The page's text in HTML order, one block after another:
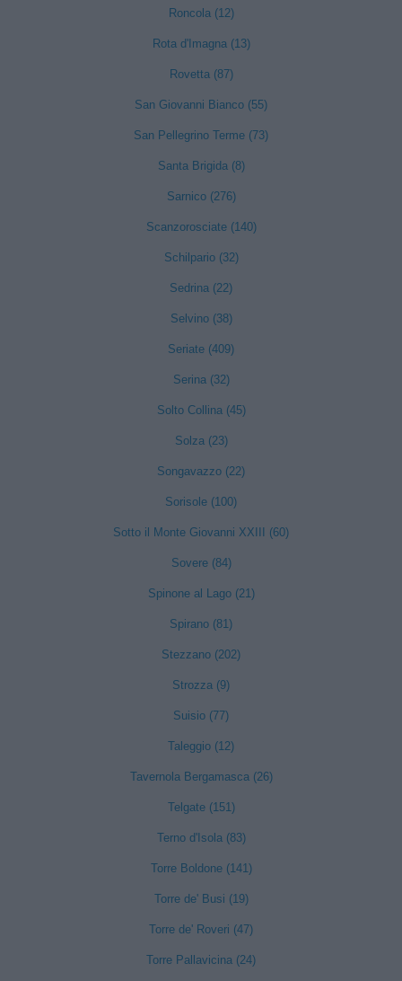
Roncola (12)
Rota d'Imagna (13)
Rovetta (87)
San Giovanni Bianco (55)
San Pellegrino Terme (73)
Santa Brigida (8)
Sarnico (276)
Scanzorosciate (140)
Schilpario (32)
Sedrina (22)
Selvino (38)
Seriate (409)
Serina (32)
Solto Collina (45)
Solza (23)
Songavazzo (22)
Sorisole (100)
Sotto il Monte Giovanni XXIII (60)
Sovere (84)
Spinone al Lago (21)
Spirano (81)
Stezzano (202)
Strozza (9)
Suisio (77)
Taleggio (12)
Tavernola Bergamasca (26)
Telgate (151)
Terno d'Isola (83)
Torre Boldone (141)
Torre de' Busi (19)
Torre de' Roveri (47)
Torre Pallavicina (24)